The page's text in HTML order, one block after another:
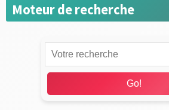
Moteur de recherche
Go!